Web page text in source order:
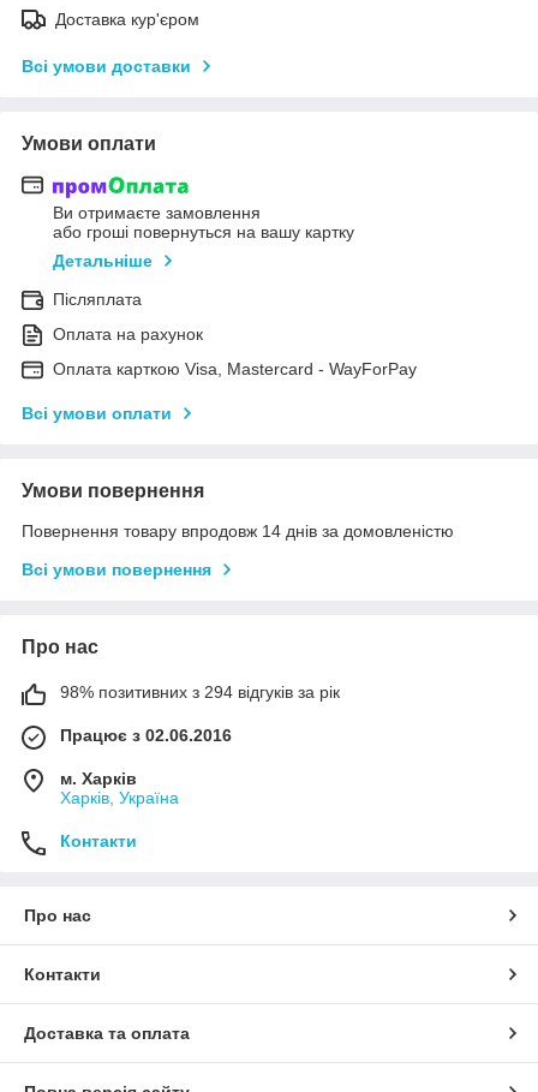
Доставка кур'єром
Всі умови доставки
Умови оплати
Ви отримаєте замовлення
або гроші повернуться на вашу картку
Детальніше
Післяплата
Оплата на рахунок
Оплата карткою Visa, Mastercard - WayForPay
Всі умови оплати
Умови повернення
Повернення товару впродовж 14 днів за домовленістю
Всі умови повернення
Про нас
98% позитивних з 294 відгуків за рік
Працює з 02.06.2016
м. Харків
Харків, Україна
Контакти
Про нас
Контакти
Доставка та оплата